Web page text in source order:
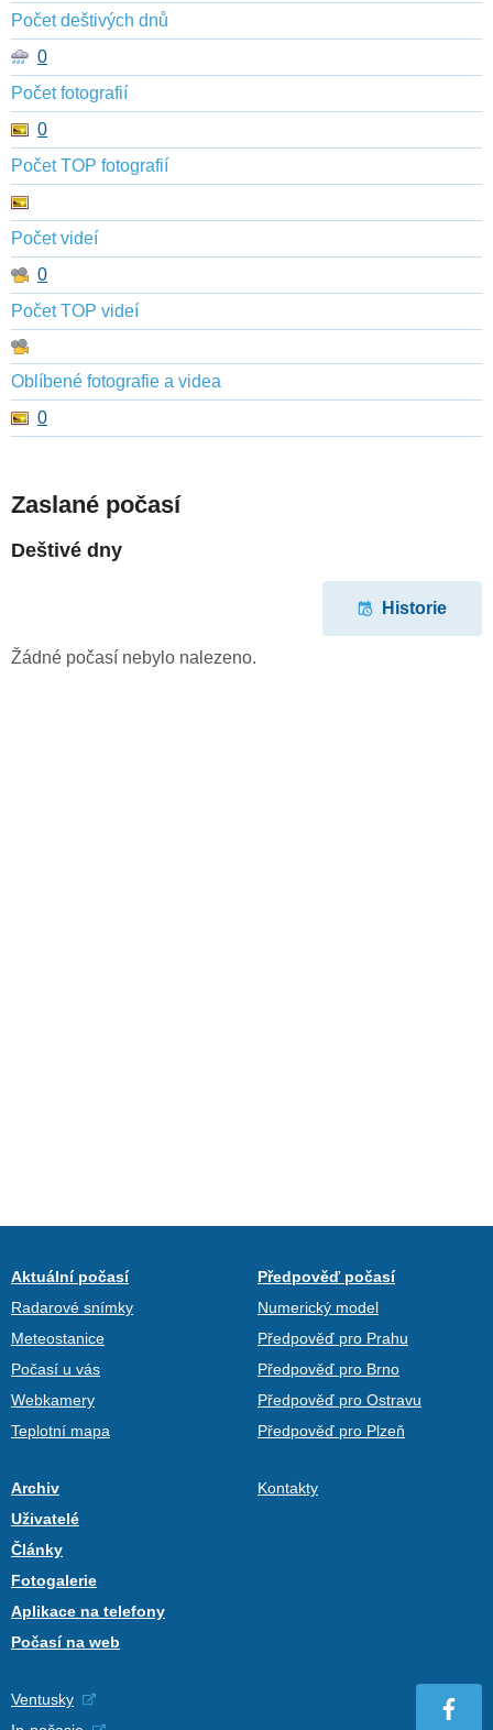
Počet deštivých dnů
0
Počet fotografií
0
Počet TOP fotografií
Počet videí
0
Počet TOP videí
Oblíbené fotografie a videa
0
Zaslané počasí
Deštivé dny
Historie
Žádné počasí nebylo nalezeno.
Aktuální počasí
Radarové snímky
Meteostanice
Počasí u vás
Webkamery
Teplotní mapa
Předpověď počasí
Numerický model
Předpověď pro Prahu
Předpověď pro Brno
Předpověď pro Ostravu
Předpověď pro Plzeň
Archiv
Uživatelé
Články
Fotogalerie
Aplikace na telefony
Počasí na web
Kontakty
Ventusky